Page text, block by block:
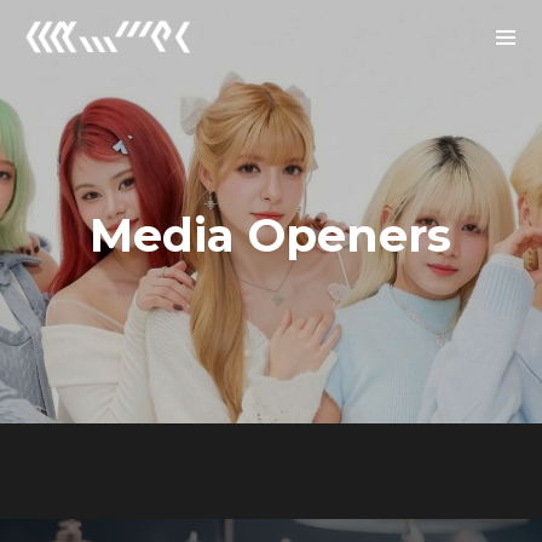
Archives
2026년 1월
2025년 12월
2025년 7월
Categories
Uncategorized
Media Openers